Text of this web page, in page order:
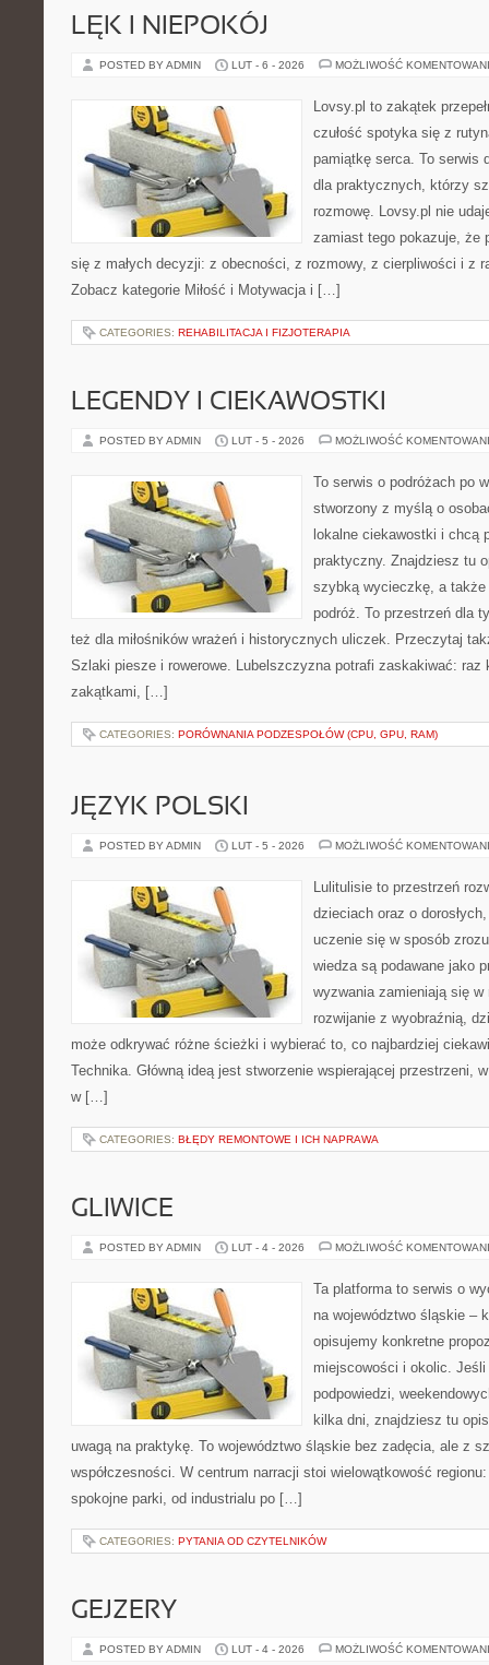
LĘK I NIEPOKÓJ
POSTED BY ADMIN LUT - 6 - 2026 MOŻLIWOŚĆ
Lovsy.pl to zakątek
czułość spotyka się z
pamiątkę serca. To serwis
dla praktycznych, którzy
rozmowę. Lovsy.pl nie
zamiast tego pokazuje, że
się z małych decyzji: z obecności, z rozmowy, z cierpliwości i z
Zobacz kategorie Miłość i Motywacja i […]
CATEGORIES: REHABILITACJA I FIZJOTERAPIA
LEGENDY I CIEKAWOSTKI
POSTED BY ADMIN LUT - 5 - 2026 MOŻLIWOŚĆ
To serwis o podróżach po
stworzony z myślą o
lokalne ciekawostki i chcą
praktyczny. Znajdziesz tu
szybką wycieczkę, a także
podróż. To przestrzeń dla
też dla miłośników wrażeń i historycznych uliczek. Przeczytaj
Szlaki piesze i rowerowe. Lubelszczyzna potrafi zaskakiwać: raz
zakątkami, […]
CATEGORIES: PORÓWNANIA PODZESPOŁÓW (CPU, GPU, RAM)
JĘZYK POLSKI
POSTED BY ADMIN LUT - 5 - 2026 MOŻLIWOŚĆ
Lulitulisie to przestrzeń
dzieciach oraz o
uczenie się w sposób
wiedza są podawane jako
wyzwania zamieniają się w
rozwijanie z wyobraźnią,
może odkrywać różne ścieżki i wybierać to, co najbardziej
Technika. Główną ideą jest stworzenie wspierającej przestrzeni,
w […]
CATEGORIES: BŁĘDY REMONTOWE I ICH NAPRAWA
GLIWICE
POSTED BY ADMIN LUT - 4 - 2026 MOŻLIWOŚĆ
Ta platforma to serwis o
na województwo śląskie –
opisujemy konkretne
miejscowości i okolic.
podpowiedzi,
kilka dni, znajdziesz tu
uwagą na praktykę. To województwo śląskie bez zadęcia, ale z
współczesności. W centrum narracji stoi wielowątkowość
spokojne parki, od industrialu po […]
CATEGORIES: PYTANIA OD CZYTELNIKÓW
GEJZERY
POSTED BY ADMIN LUT - 4 - 2026 MOŻLIWOŚĆ